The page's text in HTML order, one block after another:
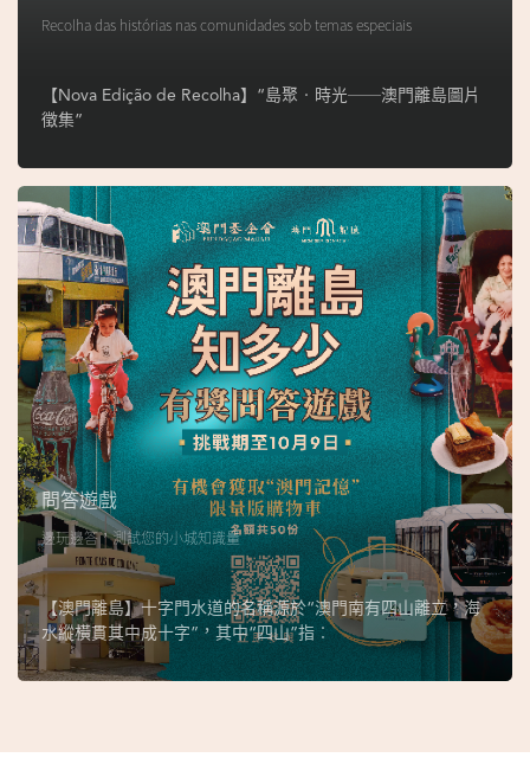
o
吳
榮
恪
Recolha das histórias nas comunidades sob temas especiais
【Nova Edição de Recolha】“島聚‧時光──澳門離島圖片
徵集”
問答遊戲
邊玩邊答，測試您的小城知識量
【澳門離島】十字門水道的名稱源於“澳門南有四山離立，海
水縱橫貫其中成十字”，其中“四山”指︰